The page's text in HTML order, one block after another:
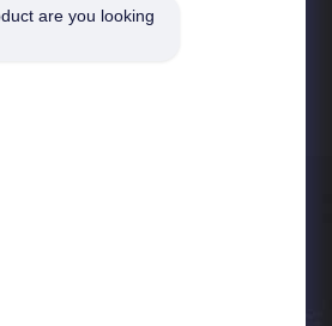
सम्पक
are you looking